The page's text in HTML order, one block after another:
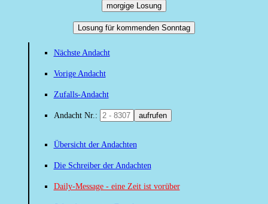
morgige Losung
Losung für kommenden Sonntag
Nächste Andacht
Vorige Andacht
Zufalls-Andacht
Andacht Nr.: aufrufen
Übersicht der Andachten
Die Schreiber der Andachten
Daily-Message - eine Zeit ist vorüber